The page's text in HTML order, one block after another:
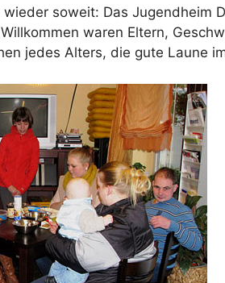
soweit: Das Jugendheim
waren Eltern,
jedes Alters, die gute Laune